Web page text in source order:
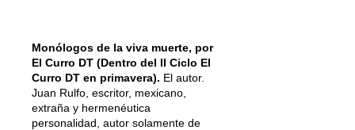
Monólogos de la viva muerte, por
El Curro DT (Dentro del II Ciclo El
Curro DT en primavera). El autor.
Juan Rulfo, escritor, mexicano,
extraña y hermenéutica
personalidad, autor solamente de